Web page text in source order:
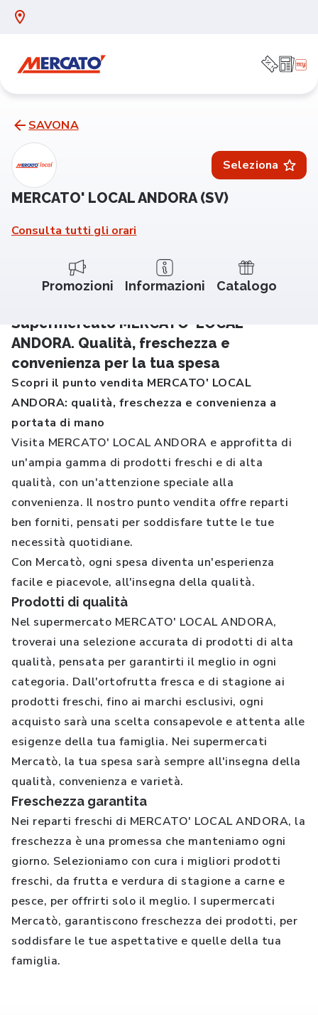
SAVONA
Seleziona
MERCATO' LOCAL ANDORA (SV)
Consulta tutti gli orari
Promozioni Informazioni Catalogo
Supermercato MERCATO' LOCAL
ANDORA. Qualità, freschezza e
convenienza per la tua spesa
Scopri il punto vendita MERCATO' LOCAL
ANDORA: qualità, freschezza e convenienza a
portata di mano
Visita MERCATO' LOCAL ANDORA e approfitta di
un'ampia gamma di prodotti freschi e di alta
qualità, con un'attenzione speciale alla
convenienza. Il nostro punto vendita offre reparti
ben forniti, pensati per soddisfare tutte le tue
necessità quotidiane.
Con Mercatò, ogni spesa diventa un'esperienza
facile e piacevole, all'insegna della qualità.
Prodotti di qualità
Nel supermercato MERCATO' LOCAL ANDORA,
troverai una selezione accurata di prodotti di alta
qualità, pensata per garantirti il meglio in ogni
categoria. Dall'ortofrutta fresca e di stagione ai
prodotti freschi, fino ai marchi esclusivi, ogni
acquisto sarà una scelta consapevole e attenta alle
esigenze della tua famiglia. Nei supermercati
Mercatò, la tua spesa sarà sempre all'insegna della
qualità, convenienza e varietà.
Freschezza garantita
Nei reparti freschi di MERCATO' LOCAL ANDORA, la
freschezza è una promessa che manteniamo ogni
giorno. Selezioniamo con cura i migliori prodotti
freschi, da frutta e verdura di stagione a carne e
pesce, per offrirti solo il meglio. I supermercati
Mercatò, garantiscono freschezza dei prodotti, per
soddisfare le tue aspettative e quelle della tua
famiglia.